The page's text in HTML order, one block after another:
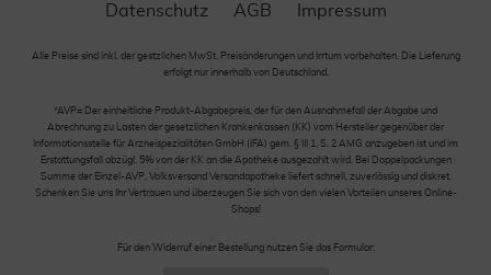
Datenschutz AGB Impressum
Alle Preise sind inkl. der gestzlichen MwSt. Preisänderungen und Irrtum vorbehalten. Die Lieferung
erfolgt nur innerhalb von Deutschland.
*AVP= Der einheitliche Produkt-Abgabepreis, der für den Ausnahmefall der Abgabe und
Abrechnung zu Lasten der gesetzlichen Krankenkassen (KK) vom Hersteller gegenüber der
Informationsstelle für Arzneispezialitäten GmbH (IFA) gem. § III 1, S. 2 AMG anzugeben ist und im
Erstattungsfall abzügl. 5% von der KK an die Apotheke ausgezahlt wird. Bei Doppelpackungen
Summe der Einzel-AVP. Volksversand Versandapotheke liefert schnell, zuverlässig und diskret.
Schenken Sie uns Ihr Vertrauen und überzeugen Sie sich von den vielen Vorteilen unseres Online-
Shops!
Für den Widerruf einer Bestellung nutzen Sie das Formular: